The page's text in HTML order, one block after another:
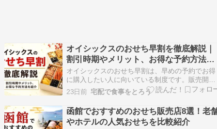
オイシックスのおせち早割を徹底解説｜
割引時期やメリット、お得な予約方法を
紹介
オイシックスのおせち早割は、早めの予約でお得
に購入したい人に向いている制度です。販売開始
直後は価格面や商品選択のメリットが期待でき、
人気商品も比較しやすくなります。早割の内容は
毎年変わることがあるため最新情報の確認が重要
です。最新の販売情報を確認しながら公式サイト
で早めに申し込…
23日前 宅配で食事をとろう
函館でおすすめのおせち販売店8選！老
やホテルの人気おせちを比較紹介